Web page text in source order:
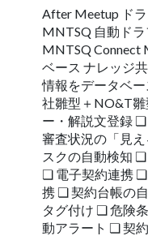
After Meetup ド
MNTSQ 自動ド
MNTSQ Connect
ベース ナレッジ
情報をデータベ
社雛型＋NO&T
ー・解説文登録
審査状況の「見
スクの自動検知
❏ 電子契約連携
携 ❏ 契約台帳の
タグ付け ❏ 危険
動アラート ❏ 契